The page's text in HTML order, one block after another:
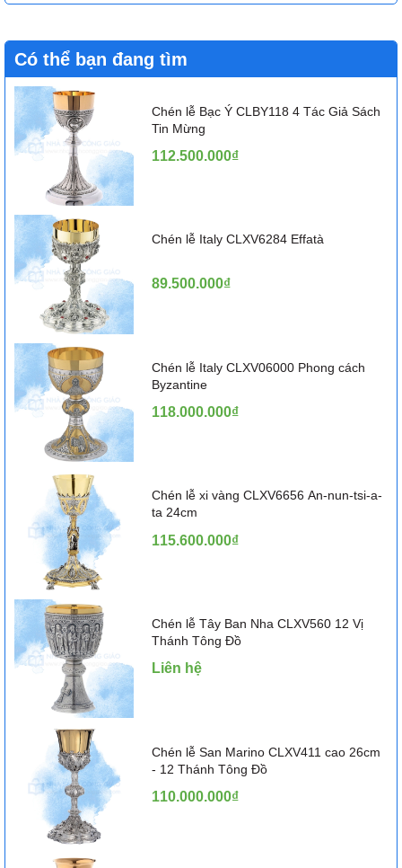
Có thể bạn đang tìm
Chén lễ Bạc Ý CLBY118 4 Tác Giả Sách
Tin Mừng
112.500.000₫
Chén lễ Italy CLXV6284 Effatà
89.500.000₫
Chén lễ Italy CLXV06000 Phong cách
Byzantine
118.000.000₫
Chén lễ xi vàng CLXV6656 An-nun-tsi-a-
ta 24cm
115.600.000₫
Chén lễ Tây Ban Nha CLXV560 12 Vị
Thánh Tông Đồ
Liên hệ
Chén lễ San Marino CLXV411 cao 26cm
- 12 Thánh Tông Đồ
110.000.000₫